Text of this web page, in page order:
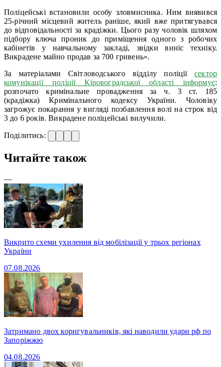
Поліцейські встановили особу зловмисника. Ним виявився
25-річний місцевий житель раніше, який вже притягувався
до відповідальності за крадіжки. Цього разу чоловік шляхом
підбору ключа проник до приміщення одного з робочих
кабінетів у навчальному закладі, звідки виніс техніку.
Викрадене майно продав за 700 гривень».
За матеріалами Світловодського відділу поліціїсектор
комунікації поліції Кіровоградської області інформує:
розпочато кримінальне провадження за ч. 3 ст. 185
(крадіжка) Кримінального кодексу України. Чоловіку
загрожує покарання у вигляді позбавлення волі на строк від
3 до 6 років. Викрадене поліцейські вилучили.
Поділитись:
Читайте також
—
Викрито схеми ухилення від мобілізації у трьох регіонах
України
07.08.2026
Затримано двох коригувальників, які наводили удари рф по
Запоріжжю
04.08.2026